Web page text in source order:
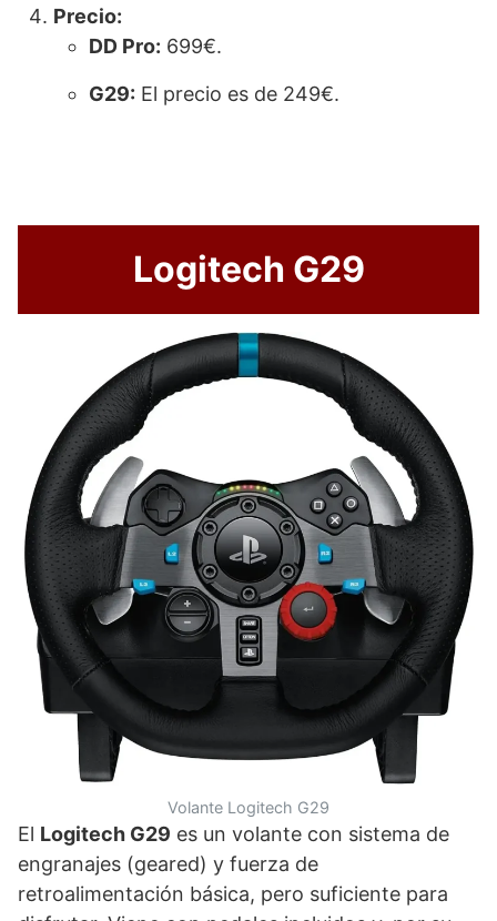
Precio:
DD Pro: 699€.
G29: El precio es de 249€.
Logitech G29
Volante Logitech G29
El Logitech G29 es un volante con sistema de
engranajes (geared) y fuerza de
retroalimentación básica, pero suficiente para